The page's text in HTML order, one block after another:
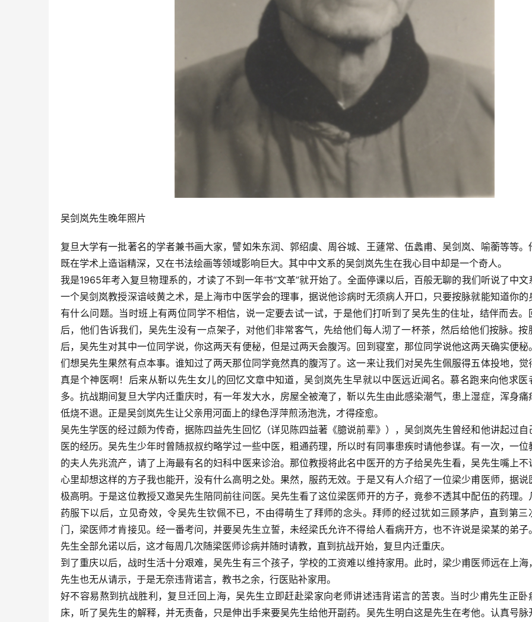
吴剑岚先生晚年照片
复旦大学有一批著名的学者兼书画大家，譬如朱东润、郭绍虞、周谷城、王蘧常、伍蠡甫、吴剑岚、喻蘅等等。
既在学术上造诣精深，又在书法绘画等领域影响巨大。其中中文系的吴剑岚先生在我心目中却是一个奇人。
我是1965年考入复旦物理系的，才读了不到一年书“文革”就开始了。全面停课以后，百般无聊的我们听说了中文
一个吴剑岚教授深谙岐黄之术，是上海市中医学会的理事，据说他诊病时无须病人开口，只要按脉就能知道你的
有什么问题。当时班上有两位同学不相信，说一定要去试一试，于是他们打听到了吴先生的住址，结伴而去。
后，他们告诉我们，吴先生没有一点架子，对他们非常客气，先给他们每人沏了一杯茶，然后给他们按脉。按
后，吴先生对其中一位同学说，你这两天有便秘，但是过两天会腹泻。回到寝室，那位同学说他这两天确实便秘
们想吴先生果然有点本事。谁知过了两天那位同学竟然真的腹泻了。这一来让我们对吴先生佩服得五体投地，觉
真是个神医啊！后来从靳以先生女儿的回忆文章中知道，吴剑岚先生早就以中医远近闻名。慕名跑来向他求医
多。抗战期间复旦大学内迁重庆时，有一年发大水，房屋全被淹了，靳以先生由此感染潮气，患上湿症，浑身痛
低烧不退。正是吴剑岚先生让父亲用河面上的绿色浮萍煎汤泡洗，才得痊愈。
吴先生学医的经过颇为传奇，据陈四益先生回忆（详见陈四益著《臆说前辈》），吴剑岚先生曾经和他讲起过自
医的经历。吴先生少年时曾随叔叔约略学过一些中医，粗通药理，所以时有同事患疾时请他参谋。有一次，一位
的夫人先兆流产，请了上海最有名的妇科中医来诊治。那位教授将此名中医开的方子给吴先生看，吴先生嘴上不
心里却想这样的方子我也能开，没有什么高明之处。果然，服药无效。于是又有人介绍了一位梁少甫医师，据说
极高明。于是这位教授又邀吴先生陪同前往问医。吴先生看了这位梁医师开的方子，竟参不透其中配伍的药理。
药服下以后，立见奇效，令吴先生钦佩不已，不由得萌生了拜师的念头。拜师的经过犹如三顾茅庐，直到第三
门，梁医师才肯接见。经一番考问，并要吴先生立誓，未经梁氏允许不得给人看病开方，也不许说是梁某的弟子
先生全部允诺以后，这才每周几次随梁医师诊病并随时请教，直到抗战开始，复旦内迁重庆。
到了重庆以后，战时生活十分艰难，吴先生有三个孩子，学校的工资难以维持家用。此时，梁少甫医师远在上海
先生也无从请示，于是无奈违背诺言，教书之余，行医贴补家用。
好不容易熬到抗战胜利，复旦迁回上海，吴先生立即赶赴梁家向老师讲述违背诺言的苦衷。当时少甫先生正卧
床，听了吴先生的解释，并无责备，只是伸出手来要吴先生给他开副药。吴先生明白这是先生在考他。认真号脉